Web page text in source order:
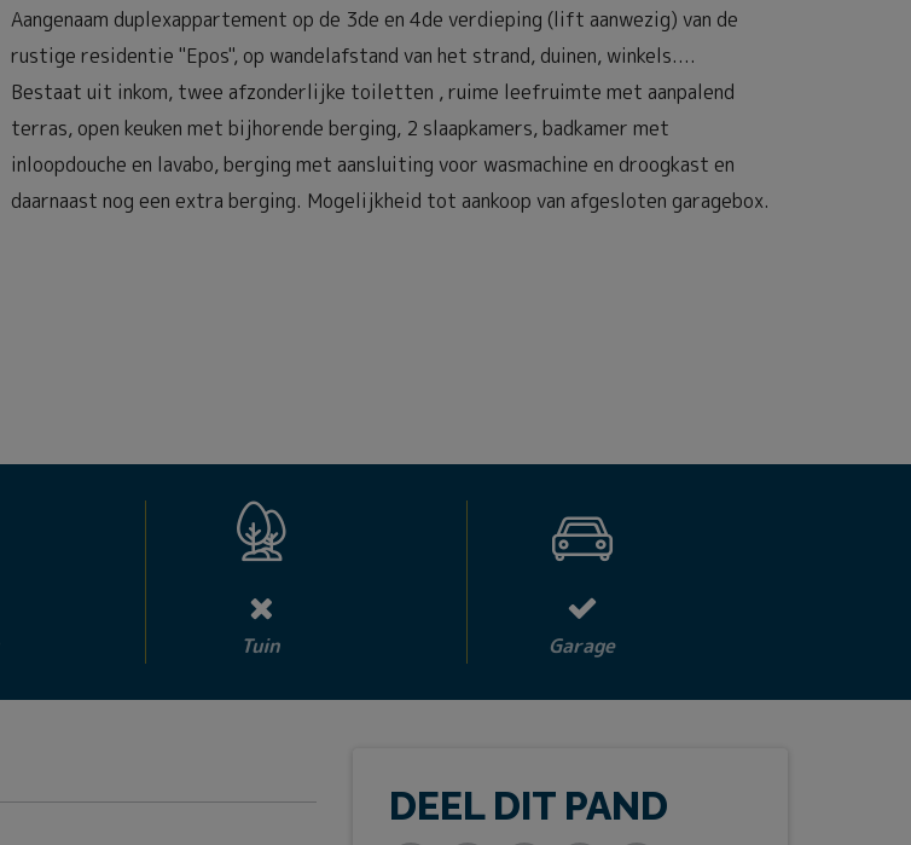
Aangenaam duplexappartement op de 3de en 4de verdieping (lift aanwezig) van de
rustige residentie "Epos", op wandelafstand van het strand, duinen, winkels....
Bestaat uit inkom, twee afzonderlijke toiletten , ruime leefruimte met aanpalend
terras, open keuken met bijhorende berging, 2 slaapkamers, badkamer met
inloopdouche en lavabo, berging met aansluiting voor wasmachine en droogkast en
daarnaast nog een extra berging. Mogelijkheid tot aankoop van afgesloten garagebox.
Tuin Garage
DEEL DIT PAND